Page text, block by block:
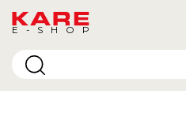
E-SHOP